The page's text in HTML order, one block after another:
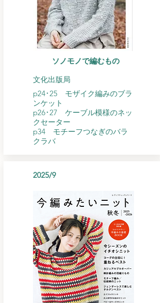
ソノモノで編むもの
​文化出版局
p24･25 モザイク編みのブラ
ンケット
p26･27 ケーブル模様のネッ
クセーター
p34 モチーフつなぎのバラ
クラバ
2025/9